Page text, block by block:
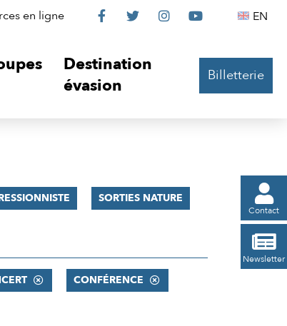
en ligne
Le
sur

Le

Le

Le
 EN
Destination
évasion
Billetterie

Contact

Newsletter
SORTIES NATURE
CONFÉRENCE